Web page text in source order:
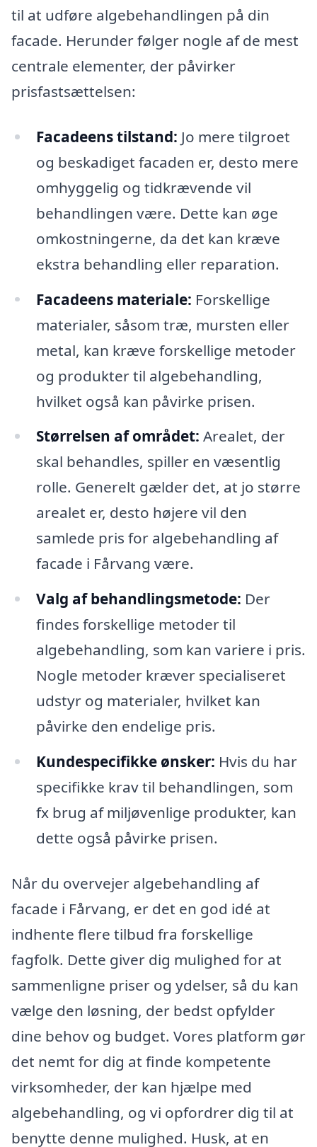
til at udføre algebehandlingen på din
facade. Herunder følger nogle af de mest
centrale elementer, der påvirker
prisfastsættelsen:
Facadeens tilstand: Jo mere tilgroet
og beskadiget facaden er, desto mere
omhyggelig og tidkrævende vil
behandlingen være. Dette kan øge
omkostningerne, da det kan kræve
ekstra behandling eller reparation.
Facadeens materiale: Forskellige
materialer, såsom træ, mursten eller
metal, kan kræve forskellige metoder
og produkter til algebehandling,
hvilket også kan påvirke prisen.
Størrelsen af området: Arealet, der
skal behandles, spiller en væsentlig
rolle. Generelt gælder det, at jo større
arealet er, desto højere vil den
samlede pris for algebehandling af
facade i Fårvang være.
Valg af behandlingsmetode: Der
findes forskellige metoder til
algebehandling, som kan variere i pris.
Nogle metoder kræver specialiseret
udstyr og materialer, hvilket kan
påvirke den endelige pris.
Kundespecifikke ønsker: Hvis du har
specifikke krav til behandlingen, som
fx brug af miljøvenlige produkter, kan
dette også påvirke prisen.
Når du overvejer algebehandling af
facade i Fårvang, er det en god idé at
indhente flere tilbud fra forskellige
fagfolk. Dette giver dig mulighed for at
sammenligne priser og ydelser, så du kan
vælge den løsning, der bedst opfylder
dine behov og budget. Vores platform gør
det nemt for dig at finde kompetente
virksomheder, der kan hjælpe med
algebehandling, og vi opfordrer dig til at
benytte denne mulighed. Husk, at en